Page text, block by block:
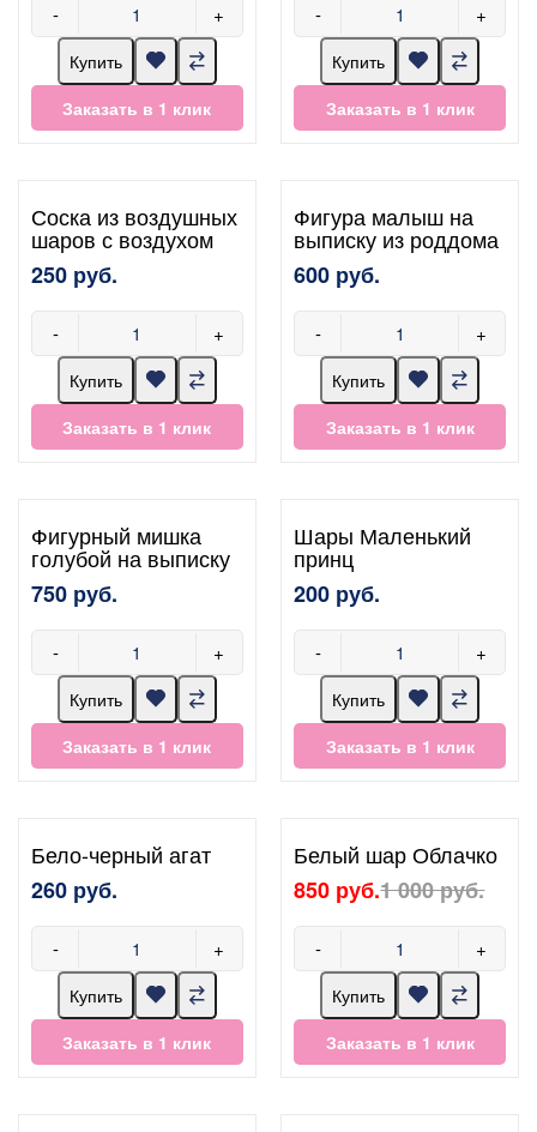
- +
Купить
Заказать в 1 клик
- +
Купить
Заказать в 1 клик
Соска из воздушных
шаров с воздухом
250 руб.
- +
Купить
Заказать в 1 клик
Фигура малыш на
выписку из роддома
600 руб.
- +
Купить
Заказать в 1 клик
Фигурный мишка
голубой на выписку
750 руб.
- +
Купить
Заказать в 1 клик
Шары Маленький
принц
200 руб.
- +
Купить
Заказать в 1 клик
Бело-черный агат
260 руб.
- +
Купить
Заказать в 1 клик
Белый шар Облачко
850 руб.1 000 руб.
- +
Купить
Заказать в 1 клик